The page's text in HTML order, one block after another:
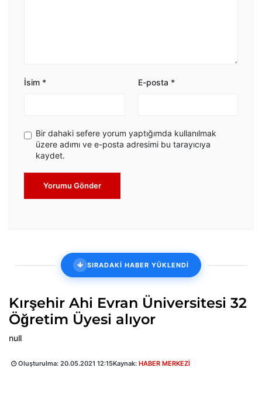
İsim * E-posta *
Bir dahaki sefere yorum yaptığımda kullanılmak
üzere adımı ve e-posta adresimi bu tarayıcıya
kaydet.
Yorumu Gönder
SIRADAKİ HABER YÜKLENDİ
Kırşehir Ahi Evran Üniversitesi 32
Öğretim Üyesi alıyor
null
Oluşturulma: 20.05.2021 12:15Kaynak: HABER MERKEZİ